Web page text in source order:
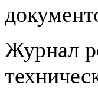
Журнал